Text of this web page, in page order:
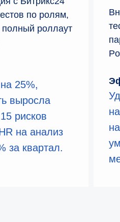
по ролям,
полный роллаут
25%,
выросла
рисков
на анализ
за квартал.
IT и tech